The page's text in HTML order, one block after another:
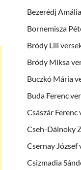
Bezerédj
Bornemisza
Bródy Lili
Bródy Miksa
Buczkó Mária
Buda Ferenc
Császár Ferenc
Cseh-Dálnoky
Csernay József
Csizmadia